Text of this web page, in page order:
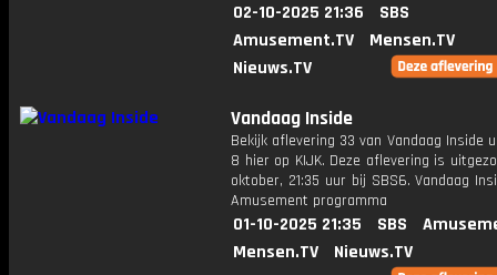
02-10-2025 21:36
SBS
Amusement.TV
Mensen.TV
Nieuws.TV
Vandaag Inside
Bekijk aflevering 33 van Vandaag Inside
8 hier op KIJK. Deze aflevering is
oktober, 21:35 uur bij SBS6. Vandaag
Amusement programma
01-10-2025 21:35 SBS
Mensen.TV
Nieuws.TV